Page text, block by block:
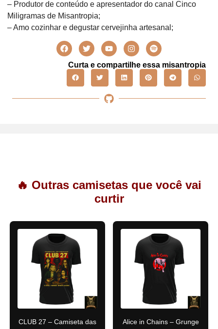
– Produtor de conteúdo e apresentador do canal Cinco
Miligramas de Misantropia;
– Amo cozinhar e degustar cervejinha artesanal;
Curta e compartilhe essa misantropia
🔥 Outras camisetas que você vai
curtir
CLUB 27 – Camiseta das
Alice in Chains – Grunge